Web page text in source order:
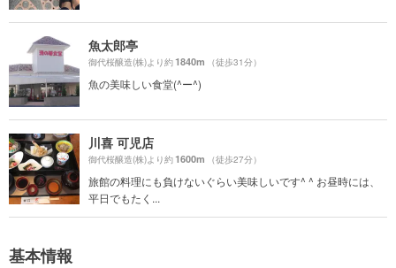
魚太郎亭
御代桜醸造(株)より約1840m （徒歩31分）
魚の美味しい食堂(^ー^)
川喜 可児店
御代桜醸造(株)より約1600m （徒歩27分）
旅館の料理にも負けないぐらい美味しいです^ ^ お昼時には、
平日でもたく...
基本情報